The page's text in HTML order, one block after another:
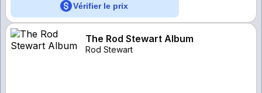
Vérifier le prix
The Rod Stewart Album
Rod Stewart